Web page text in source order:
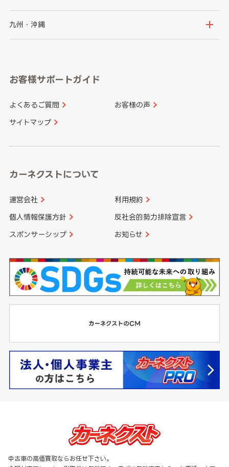
山梨県
愛知県
京都府
和歌山県
鳥取県
山口県
香川県 愛媛県
九州・沖縄
長崎県
大分県 宮崎県
お客様サポートガイド
よくあるご質問 お客様の声
サイトマップ
カーネクストについて
運営会社 利用規約
個人情報保護方針 反社会的勢力排除宣言
スポンサーシップ お知らせ
中古車の高価買取ならお任せ下さい。